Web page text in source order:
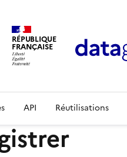
RÉPUBLIQUE
FRANÇAISE
API Réutilisations